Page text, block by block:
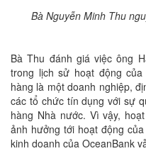
Bà Nguyễn Minh Thu
Bà Thu đánh giá việc ông
trong lịch sử hoạt động của
hàng là một doanh nghiệp,
các tổ chức tín dụng với sự
hàng Nhà nước. Vì vậy,
ảnh hưởng tới hoạt động
kinh doanh của OceanBank